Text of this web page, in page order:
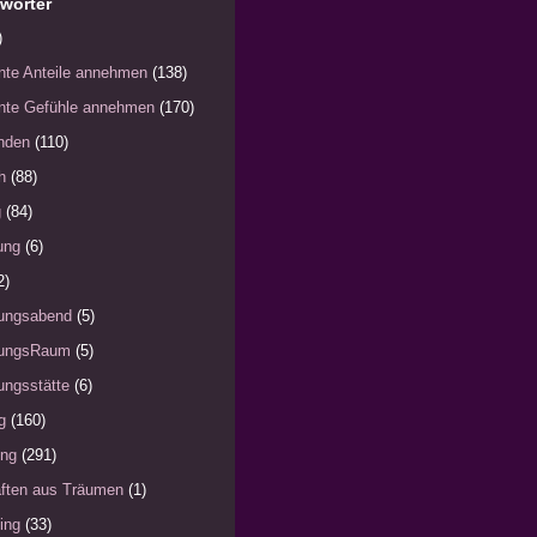
Anteile annehmen (138)
Gefühle annehmen (170)
(110)
(88)
(84)
(6)
(5)
(5)
(6)
(160)
(291)
aus Träumen (1)
(33)